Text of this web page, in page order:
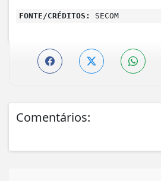
FONTE/CRÉDITOS: SECOM
Comentários: